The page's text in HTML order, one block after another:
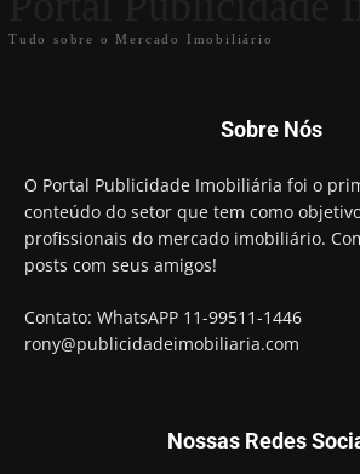
Tudo sobre o Mercado Imobiliário
Sobre Nós
O Portal Publicidade Imobiliária foi o
conteúdo do setor que tem como
profissionais do mercado imobiliário.
posts com seus amigos!
Contato: WhatsAPP 11-99511-1446
rony@publicidadeimobiliaria.com
Nossas Redes